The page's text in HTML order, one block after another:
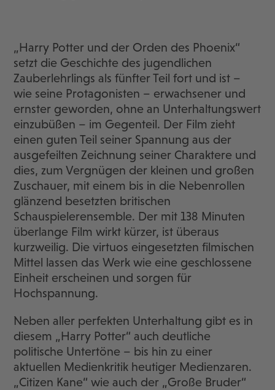
„Harry Potter und der Orden des Phoenix“
setzt die Geschichte des jugendlichen
Zauberlehrlings als fünfter Teil fort und ist –
wie seine Protagonisten – erwachsener und
ernster geworden, ohne an Unterhaltungswert
einzubüßen – im Gegenteil. Der Film zieht
einen guten Teil seiner Spannung aus der
ausgefeilten Zeichnung seiner Charaktere und
dies, zum Vergnügen der kleinen und großen
Zuschauer, mit einem bis in die Nebenrollen
glänzend besetzten britischen
Schauspielerensemble. Der mit 138 Minuten
überlange Film wirkt kürzer, ist überaus
kurzweilig. Die virtuos eingesetzten filmischen
Mittel lassen das Werk wie eine geschlossene
Einheit erscheinen und sorgen für
Hochspannung.
Neben aller perfekten Unterhaltung gibt es in
diesem „Harry Potter“ auch deutliche
politische Untertöne – bis hin zu einer
aktuellen Medienkritik heutiger Medienzaren.
„Citizen Kane“ wie auch der „Große Bruder“